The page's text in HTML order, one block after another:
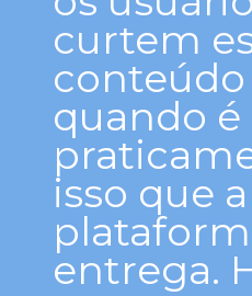
curtem
conteúdo
quando é
isso que a
entrega.